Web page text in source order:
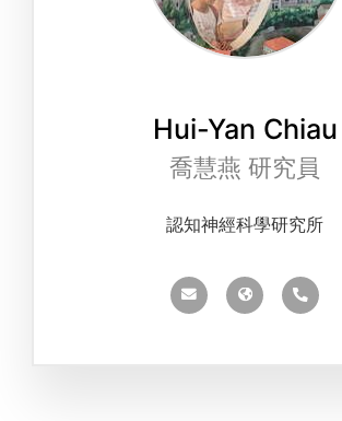
Hui-Yan Chiau
喬慧燕 研究員
認知神經科學研究所